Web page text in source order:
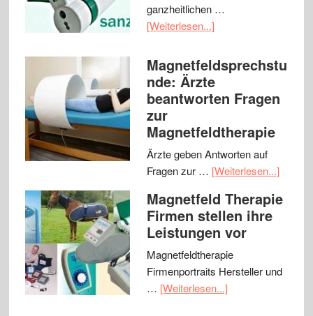
ganzheitlichen …
[Weiterlesen...]
Magnetfeldsprechstu
nde: Ärzte
beantworten Fragen
zur
Magnetfeldtherapie
Ärzte geben Antworten auf
Fragen zur … [Weiterlesen...]
Magnetfeld Therapie
Firmen stellen ihre
Leistungen vor
Magnetfeldtherapie
Firmenportraits Hersteller und
… [Weiterlesen...]